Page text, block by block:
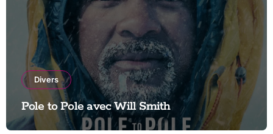
Divers
Pole to Pole avec Will Smith